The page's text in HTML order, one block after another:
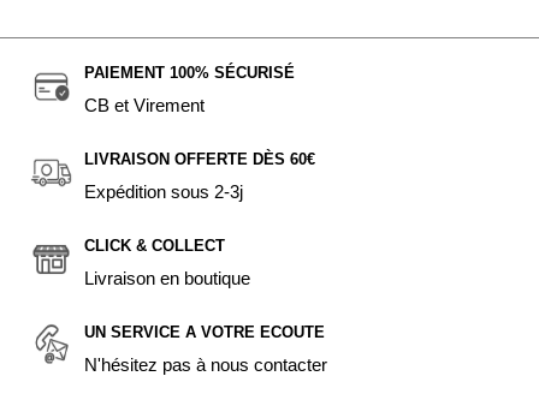
PAIEMENT 100% SÉCURISÉ
CB et Virement
LIVRAISON OFFERTE DÈS 60€
Expédition sous 2-3j
CLICK & COLLECT
Livraison en boutique
UN SERVICE A VOTRE ECOUTE
N'hésitez pas à nous contacter